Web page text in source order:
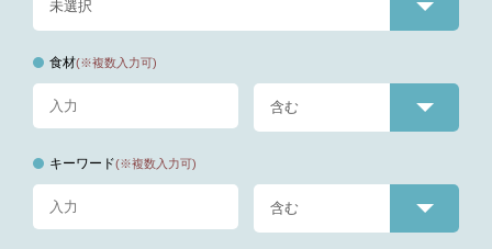
食材(※複数入力可)
キーワード(※複数入力可)